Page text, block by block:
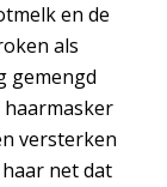
en de
als
gemengd
versterken
net dat